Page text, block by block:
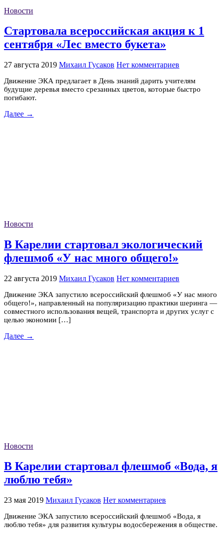
Новости
Стартовала всероссийская акция к 1
сентября «Лес вместо букета»
27 августа 2019 Михаил Гусаков Нет комментариев
Движение ЭКА предлагает в День знаний дарить учителям
будущие деревья вместо срезанных цветов, которые быстро
погибают.
Далее →
Новости
В Карелии стартовал экологический
флешмоб «У нас много общего!»
22 августа 2019 Михаил Гусаков Нет комментариев
Движение ЭКА запустило всероссийский флешмоб «У нас много
общего!», направленный на популяризацию практики шеринга —
совместного использования вещей, транспорта и других услуг с
целью экономии […]
Далее →
Новости
В Карелии стартовал флешмоб «Вода, я
люблю тебя»
23 мая 2019 Михаил Гусаков Нет комментариев
Движение ЭКА запустило всероссийский флешмоб «Вода, я
люблю тебя» для развития культуры водосбережения в обществе.